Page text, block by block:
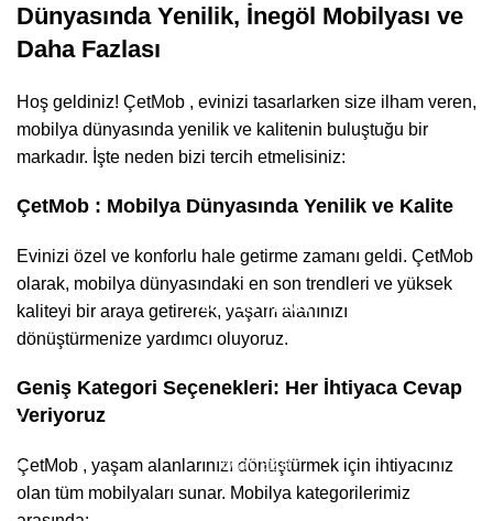
Dünyasında Yenilik, İnegöl Mobilyası ve
Daha Fazlası
Hoş geldiniz! ÇetMob , evinizi tasarlarken size ilham veren,
mobilya dünyasında yenilik ve kalitenin buluştuğu bir
markadır. İşte neden bizi tercih etmelisiniz:
ÇetMob : Mobilya Dünyasında Yenilik ve Kalite
Evinizi özel ve konforlu hale getirme zamanı geldi. ÇetMob
olarak, mobilya dünyasındaki en son trendleri ve yüksek
kaliteyi bir araya getirerek, yaşam alanınızı
dönüştürmenize yardımcı oluyoruz.
Geniş Kategori Seçenekleri: Her İhtiyaca Cevap
Veriyoruz
ÇetMob , yaşam alanlarınızı dönüştürmek için ihtiyacınız
olan tüm mobilyaları sunar. Mobilya kategorilerimiz
Hakkımızda
Mağaza